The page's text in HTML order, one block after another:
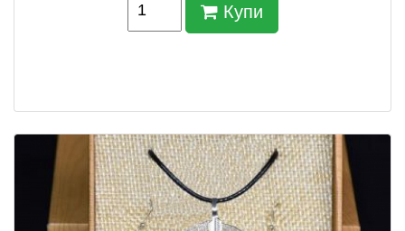
Купи